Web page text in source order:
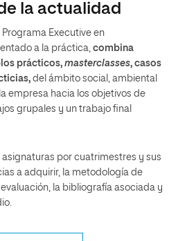
la actualidad
Executive en
a la práctica, combina
prácticos, masterclasses, casos
del ámbito social, ambiental
empresa hacia los objetivos de
grupales y un trabajo final
por cuatrimestres y sus
a adquirir, la metodología de
la bibliografía asociada y